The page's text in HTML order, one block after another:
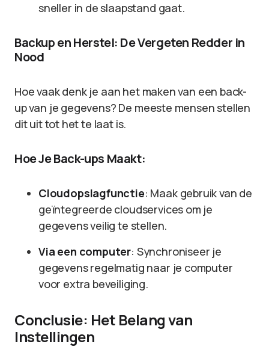
sneller in de slaapstand gaat.
Backup en Herstel: De Vergeten Redder in
Nood
Hoe vaak denk je aan het maken van een back-
up van je gegevens? De meeste mensen stellen
dit uit tot het te laat is.
Hoe Je Back-ups Maakt:
Cloudopslagfunctie: Maak gebruik van de
geïntegreerde cloudservices om je
gegevens veilig te stellen.
Via een computer: Synchroniseer je
gegevens regelmatig naar je computer
voor extra beveiliging.
Conclusie: Het Belang van
Instellingen